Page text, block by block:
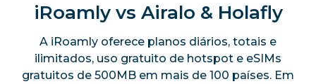
iRoamly vs Airalo & Holafly
A iRoamly oferece planos diários, totais e
ilimitados, uso gratuito de hotspot e eSIMs
gratuitos de 500MB em mais de 100 países. Em